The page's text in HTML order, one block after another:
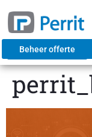
Beheer offerte